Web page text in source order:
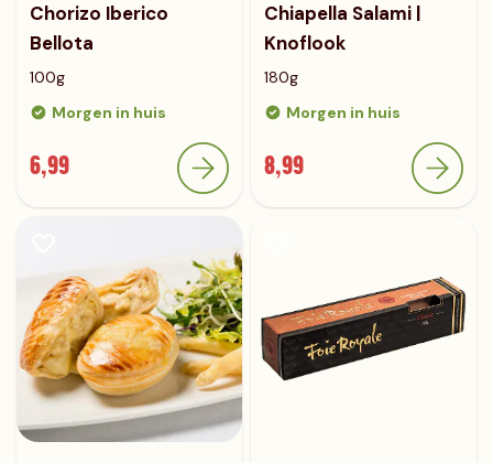
Chorizo Iberico
Bellota
100g
Morgen in huis
6,99
Chiapella Salami |
Knoflook
180g
Morgen in huis
8,99